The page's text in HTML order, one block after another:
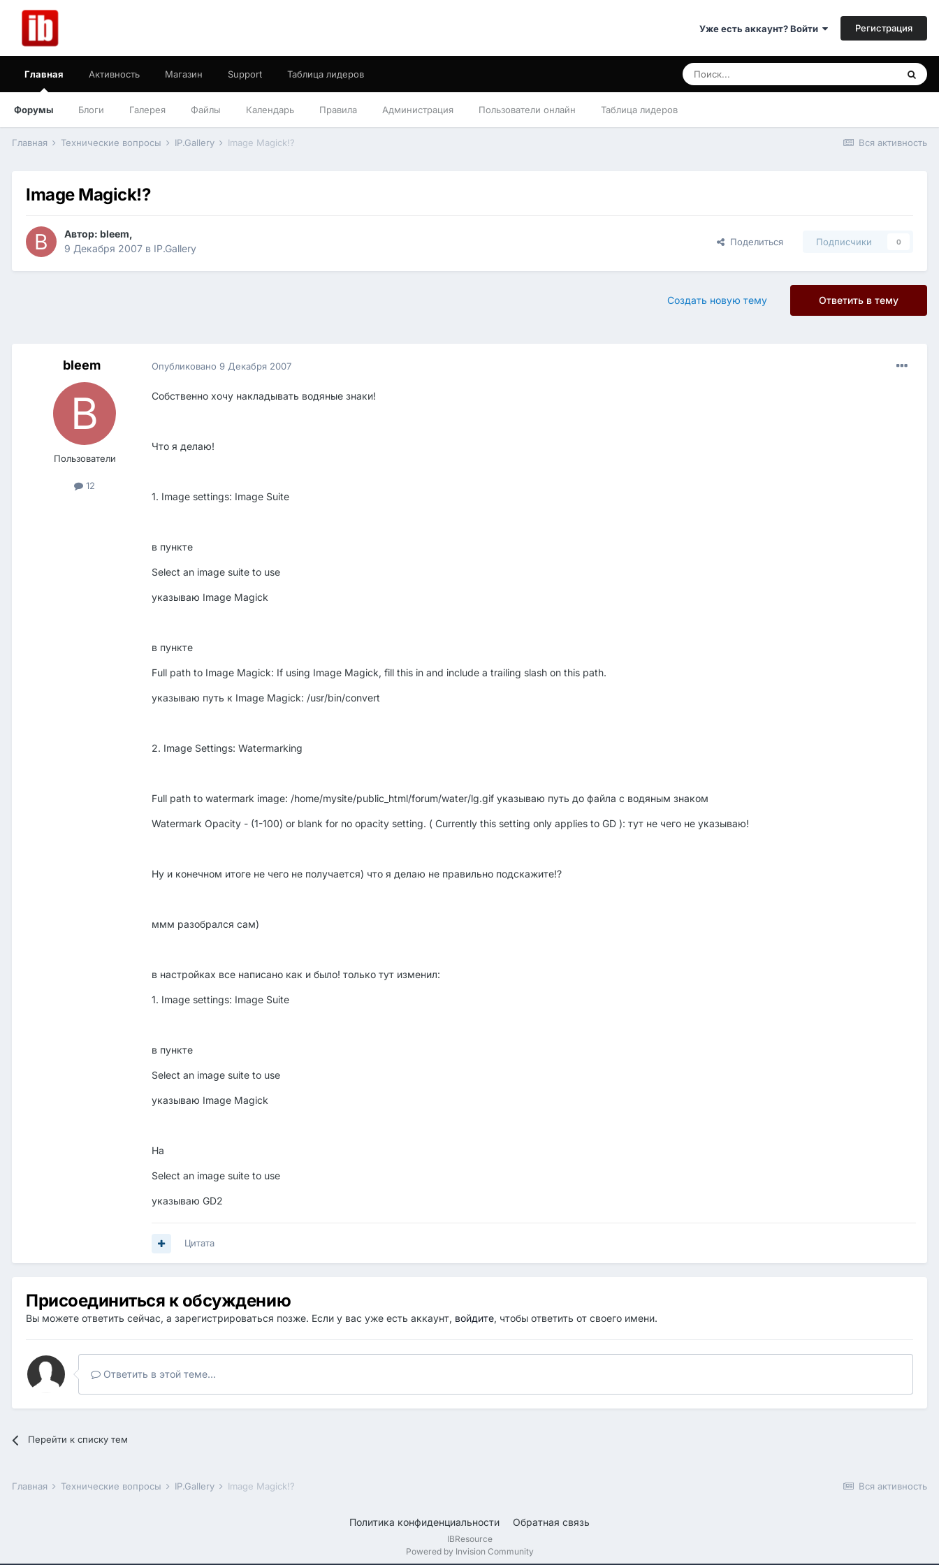
Уже есть аккаунт? Войти Регистрация
Главная
Форумы Блоги Галерея Файлы Календарь Правила Администрация Пользователи онлайн Таблица лидеров
Активность Магазин Support Таблица лидеров
Вся активность
Главная Технические вопросы IP.Gallery Image Magick!?
Image Magick!?
Автор: bleem,
9 Декабря 2007 в IP.Gallery
Поделиться Подписчики 0
Ответить в тему
Создать новую тему
bleem
Пользователи
12
Опубликовано 9 Декабря 2007
Собственно хочу накладывать водяные знаки!
Что я делаю!
1. Image settings: Image Suite
в пункте
Select an image suite to use
указываю Image Magick
в пункте
Full path to Image Magick: If using Image Magick, fill this in and include a trailing slash on this path.
указываю путь к Image Magick: /usr/bin/convert
2. Image Settings: Watermarking
Full path to watermark image: /home/mysite/public_html/forum/water/lg.gif указываю путь до файла с водяным знаком
Watermark Opacity - (1-100) or blank for no opacity setting. ( Currently this setting only applies to GD ): тут не чего не указываю!
Ну и конечном итоге не чего не получается) что я делаю не правильно подскажите!?
ммм разобрался сам)
в настройках все написано как и было! только тут изменил:
1. Image settings: Image Suite
в пункте
Select an image suite to use
указываю Image Magick
На
Select an image suite to use
указываю GD2
Цитата
Присоединиться к обсуждению
Вы можете ответить сейчас, а зарегистрироваться позже. Если у вас уже есть аккаунт, войдите, чтобы ответить от своего имени.
Ответить в этой теме...
Перейти к списку тем
Вся активность
Главная Технические вопросы IP.Gallery Image Magick!?
Политика конфиденциальности Обратная связь
IBResource
Powered by Invision Community